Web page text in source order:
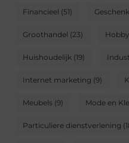
Financieel (51)
Groothandel (23)
Huishoudelijk (19)
Internet marketing (9)
Meubels (9) Mode en
Particuliere dienstverlening